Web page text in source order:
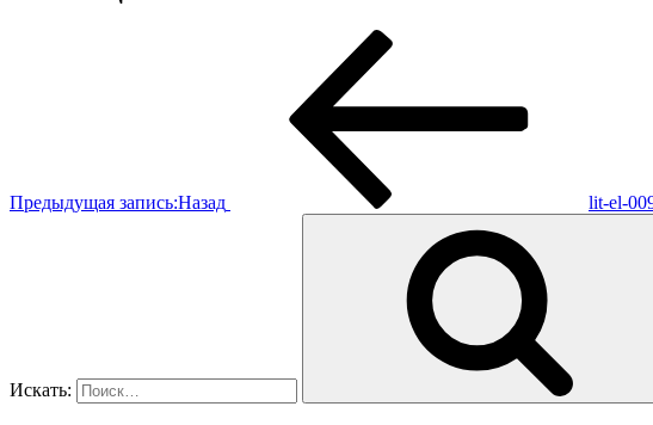
Предыдущая запись:Назад lit-el-
Искать: